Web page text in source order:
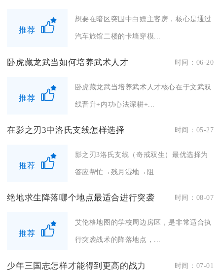
推荐
想要在暗区突围中白嫖主客房，核心是通过
汽车旅馆二楼的卡墙穿模...
卧虎藏龙武当如何培养武术人才 时间：06-20
推荐
卧虎藏龙武当培养武术人才核心在于文武双
线晋升+内功心法深耕+...
在影之刃3中洛氏支线怎样选择 时间：05-27
推荐
影之刃3洛氏支线（奇戒双生）最优选择为
答应帮忙→残月湿地→阻...
绝地求生降落哪个地点最适合进行突袭 时间：08-07
推荐
艾伦格地图的学校周边房区，是非常适合执
行突袭战术的降落地点，...
少年三国志怎样才能得到更高的战力 时间：07-01